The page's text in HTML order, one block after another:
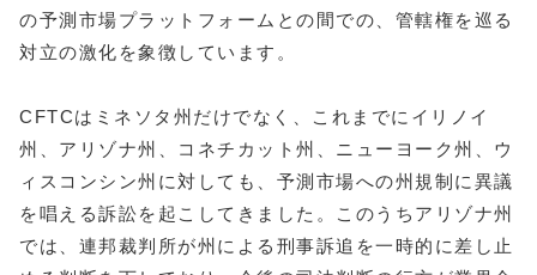
の予測市場プラットフォームとの間での、管轄権を巡る
対立の激化を象徴しています。
CFTCはミネソタ州だけでなく、これまでにイリノイ
州、アリゾナ州、コネチカット州、ニューヨーク州、ウ
ィスコンシン州に対しても、予測市場への州規制に異議
を唱える訴訟を起こしてきました。このうちアリゾナ州
では、連邦裁判所が州による刑事訴追を一時的に差し止